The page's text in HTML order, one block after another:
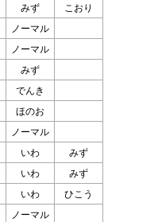
みず こおり
ノーマル
ノーマル
みず
でんき
ほのお
ノーマル
いわ みず
いわ みず
いわ ひこう
ノーマル